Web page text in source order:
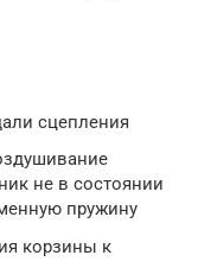
сцепления
не в состоянии
пружину
корзины к